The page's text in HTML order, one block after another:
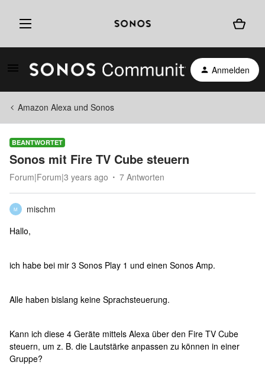
Anmelden
Amazon Alexa und Sonos
BEANTWORTET
Sonos mit Fire TV Cube steuern
Forum|Forum|3 years ago 7 Antworten
M
mischm
Hallo,
ich habe bei mir 3 Sonos Play 1 und einen Sonos Amp.
Alle haben bislang keine Sprachsteuerung.
Kann ich diese 4 Geräte mittels Alexa über den Fire TV Cube
steuern, um z. B. die Lautstärke anpassen zu können in einer
Gruppe?